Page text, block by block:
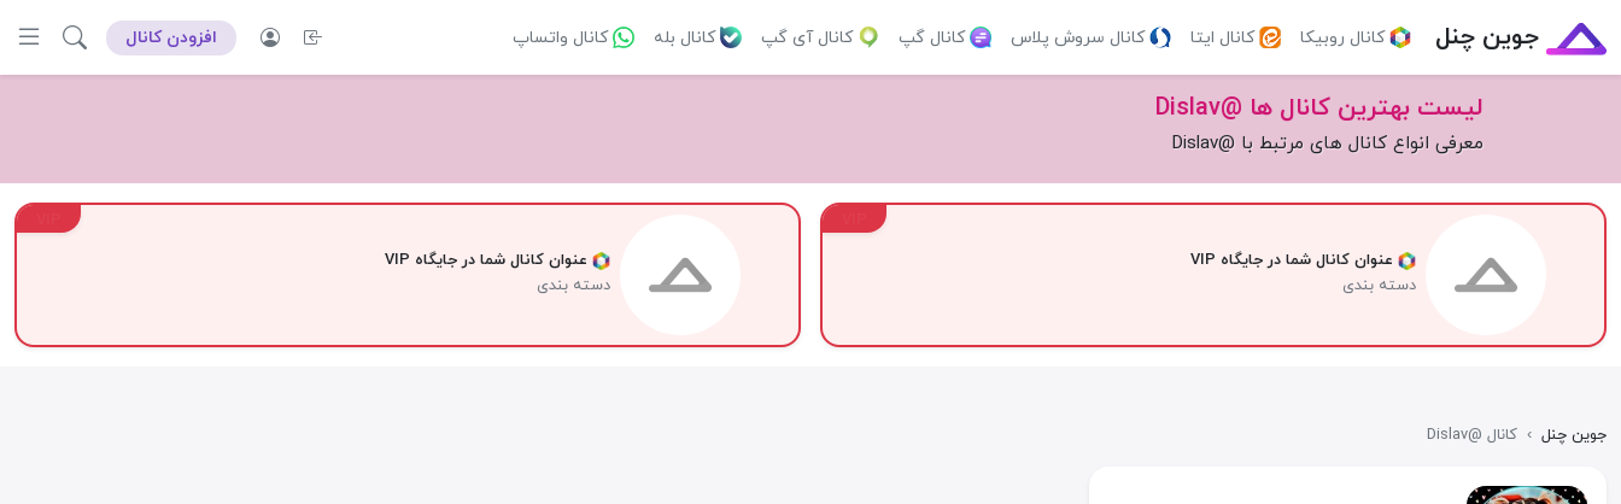
جوین چنل کانال روبیکا کانال ایتا کانال سروش پلاس کانال گپ کانال آی گپ کانال بله کانال واتساپ افزودن کانال
لیست بهترین کانال ها @Dislav
معرفی انواع کانال های مرتبط با @Dislav
عنوان کانال شما در جایگاه VIP
دسته بندی
عنوان کانال شما در جایگاه VIP
دسته بندی
جوین چنل › کانال @Dislav